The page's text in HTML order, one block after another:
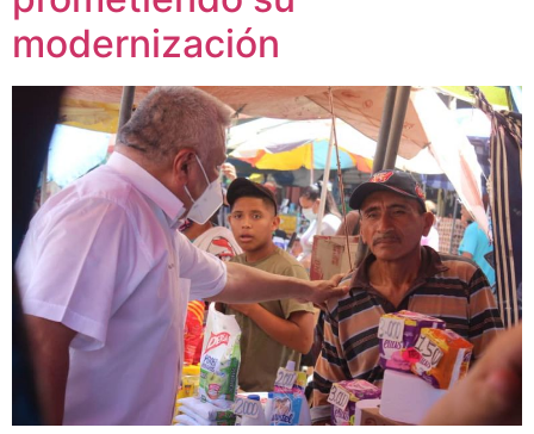
modernización